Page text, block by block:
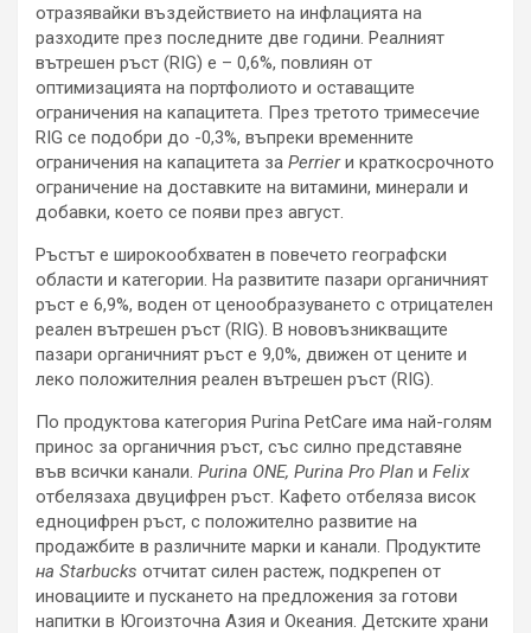
отразявайки въздействието на инфлацията на
разходите през последните две години. Реалният
вътрешен ръст (RIG) е – 0,6%, повлиян от
оптимизацията на портфолиото и оставащите
ограничения на капацитета. През третото тримесечие
RIG се подобри до -0,3%, въпреки временните
ограничения на капацитета за Perrierи краткосрочното
ограничение на доставките на витамини, минерали и
добавки, което се появи през август.
Ръстът е широкообхватен в повечето географски
области и категории. На развитите пазари органичният
ръст е 6,9%, воден от ценообразуването с отрицателен
реален вътрешен ръст (RIG). В нововъзникващите
пазари органичният ръст е 9,0%, движен от цените и
леко положителния реален вътрешен ръст (RIG).
По продуктова категория Purina PetCare има най-голям
принос за органичния ръст, със силно представяне
във всички канали. Purina ONE, Purina Pro Plan и Felix
отбелязаха двуцифрен ръст. Кафето отбеляза висок
едноцифрен ръст, с положително развитие на
продажбите в различните марки и канали. Продуктите
на Starbucks отчитат силен растеж, подкрепен от
иновациите и пускането на предложения за готови
напитки в Югоизточна Азия и Океания. Детските храни